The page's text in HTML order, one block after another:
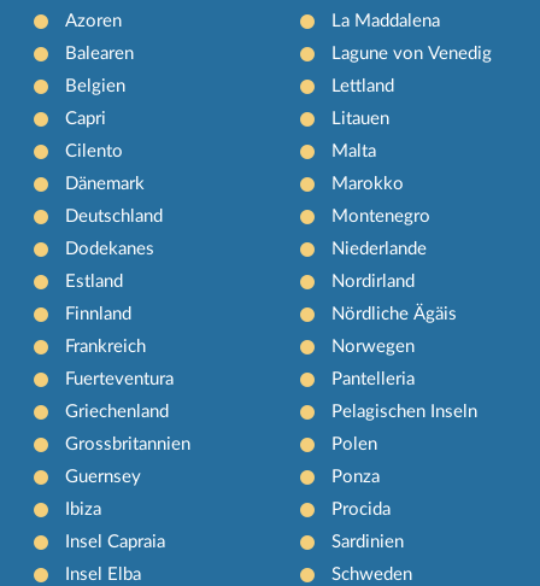
Azoren
Balearen
Belgien
Capri
Cilento
Dänemark
Deutschland
Dodekanes
Estland
Finnland
Frankreich
Fuerteventura
Griechenland
Grossbritannien
Guernsey
Ibiza
Insel Capraia
Insel Elba
La Maddalena
Lagune von Venedig
Lettland
Litauen
Malta
Marokko
Montenegro
Niederlande
Nordirland
Nördliche Ägäis
Norwegen
Pantelleria
Pelagischen Inseln
Polen
Ponza
Procida
Sardinien
Schweden